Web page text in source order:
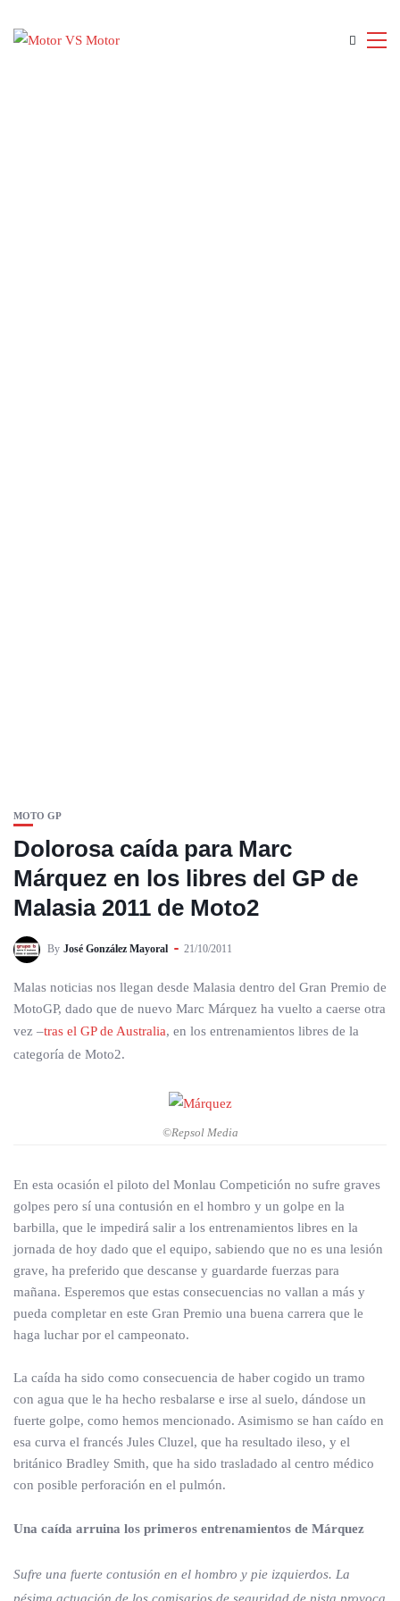
MOTO GP
Dolorosa caída para Marc
Márquez en los libres del GP de
Malasia 2011 de Moto2
By José González Mayoral 21/10/2011
Malas noticias nos llegan desde Malasia dentro del Gran Premio de
MotoGP, dado que de nuevo Marc Márquez ha vuelto a caerse otra
vez –tras el GP de Australia, en los entrenamientos libres de la
categoría de Moto2.
©Repsol Media
En esta ocasión el piloto del Monlau Competición no sufre graves
golpes pero sí una contusión en el hombro y un golpe en la
barbilla, que le impedirá salir a los entrenamientos libres en la
jornada de hoy dado que el equipo, sabiendo que no es una lesión
grave, ha preferido que descanse y guardarde fuerzas para
mañana. Esperemos que estas consecuencias no vallan a más y
pueda completar en este Gran Premio una buena carrera que le
haga luchar por el campeonato.
La caída ha sido como consecuencia de haber cogido un tramo
con agua que le ha hecho resbalarse e irse al suelo, dándose un
fuerte golpe, como hemos mencionado. Asimismo se han caído en
esa curva el francés Jules Cluzel, que ha resultado ileso, y el
británico Bradley Smith, que ha sido trasladado al centro médico
con posible perforación en el pulmón.
Una caída arruina los primeros entrenamientos de Márquez
Sufre una fuerte contusión en el hombro y pie izquierdos. La